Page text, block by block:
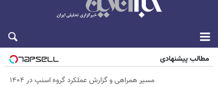
مطالب پیشنهادی
مسیر همراهی و گزارش عملکرد گروه اسنپ در ۱۴۰۴